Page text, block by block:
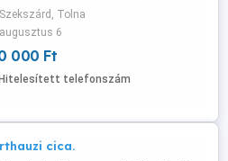
oltási kiskönyvvel bármikor
betöltötték a 12 hetes kort.
canin maine coon tápon
alomra szoktatva. A szülők
otthonunkban, orosz
Szekszárd, Tolna
augusztus 6
000 Ft
Hitelesített telefonszám
cica.